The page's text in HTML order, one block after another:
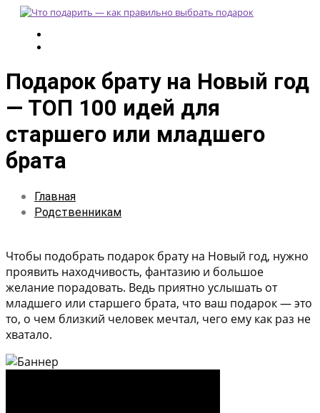
Подарок брату на Новый год
— ТОП 100 идей для
старшего или младшего
брата
Главная
Родственникам
Чтобы подобрать подарок брату на Новый год, нужно
проявить находчивость, фантазию и большое
желание порадовать. Ведь приятно услышать от
младшего или старшего брата, что ваш подарок — это
то, о чем близкий человек мечтал, чего ему как раз не
хватало.